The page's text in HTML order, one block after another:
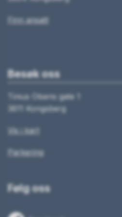
Finn ansatt
Besøk oss
Tinius Olsens gate 1
3611 Kongsberg
Vis i kart
Parkering
Følg oss